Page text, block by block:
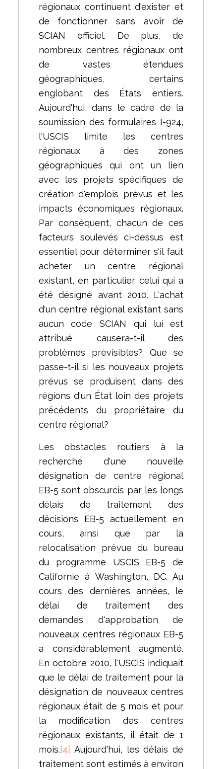
régionaux continuent d'exister et
de fonctionner sans avoir de
SCIAN officiel. De plus, de
nombreux centres régionaux ont
de vastes étendues
géographiques, certains
englobant des États entiers.
Aujourd'hui, dans le cadre de la
soumission des formulaires I-924,
l'USCIS limite les centres
régionaux à des zones
géographiques qui ont un lien
avec les projets spécifiques de
création d'emplois prévus et les
impacts économiques régionaux.
Par conséquent, chacun de ces
facteurs soulevés ci-dessus est
essentiel pour déterminer s'il faut
acheter un centre régional
existant, en particulier celui qui a
été désigné avant 2010. L'achat
d'un centre régional existant sans
aucun code SCIAN qui lui est
attribué causera-t-il des
problèmes prévisibles? Que se
passe-t-il si les nouveaux projets
prévus se produisent dans des
régions d'un État loin des projets
précédents du propriétaire du
centre régional?
Les obstacles routiers à la
recherche d'une nouvelle
désignation de centre régional
EB-5 sont obscurcis par les longs
délais de traitement des
décisions EB-5 actuellement en
cours, ainsi que par la
relocalisation prévue du bureau
du programme USCIS EB-5 de
Californie à Washington, DC. Au
cours des dernières années, le
délai de traitement des
demandes d'approbation de
nouveaux centres régionaux EB-5
a considérablement augmenté.
En octobre 2010, l'USCIS indiquait
que le délai de traitement pour la
désignation de nouveaux centres
régionaux était de 5 mois et pour
la modification des centres
régionaux existants, il était de 1
mois.[4] Aujourd'hui, les délais de
traitement sont estimés à environ